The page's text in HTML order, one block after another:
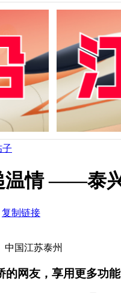
子
温情 ——泰
复制链接
中国江苏泰州
网友，享用更多功